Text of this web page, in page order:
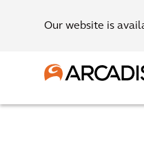
Our website is